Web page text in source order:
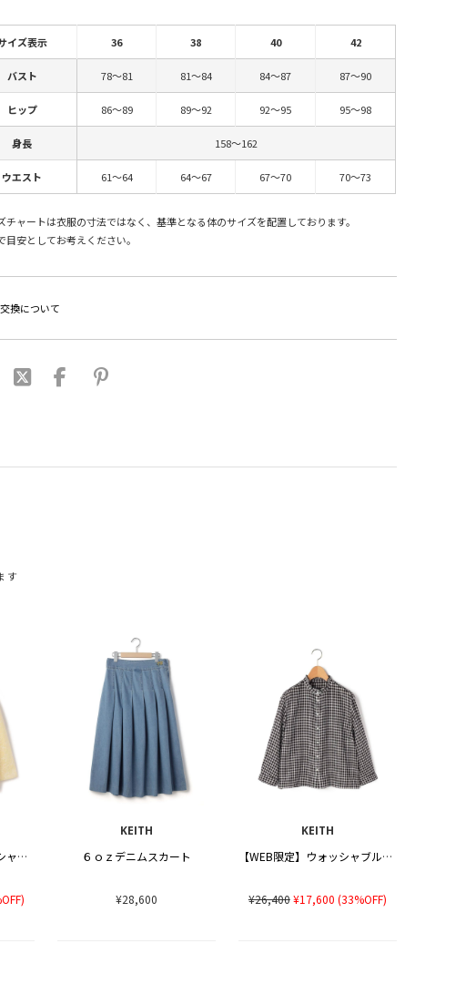
イズ表示 36 38 40 42
バスト 78～81 81～84 84～87 87～90
ヒップ 86～89 89～92 92～95 95～98
身長 158～162
ウエスト 61～64 64～67 67～70 70～73
ャートは衣服の寸法ではなく、基準となる体のサイズを配置しております。
目安としてお考えください。
換について
す
ミモザエンブロイダリーシャツブラウス
KEITH
６ｏｚデニムスカート
¥28,600
KEITH
【WEB限定】ウォッシャブルキュプラブラウス
¥26,400¥17,600 (33%OFF)